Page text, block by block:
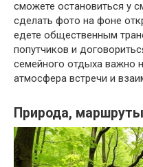
сможете остановиться у
сделать фото на фоне
едете общественным
попутчиков и
семейного отдыха важно
атмосфера встречи и
Природа,